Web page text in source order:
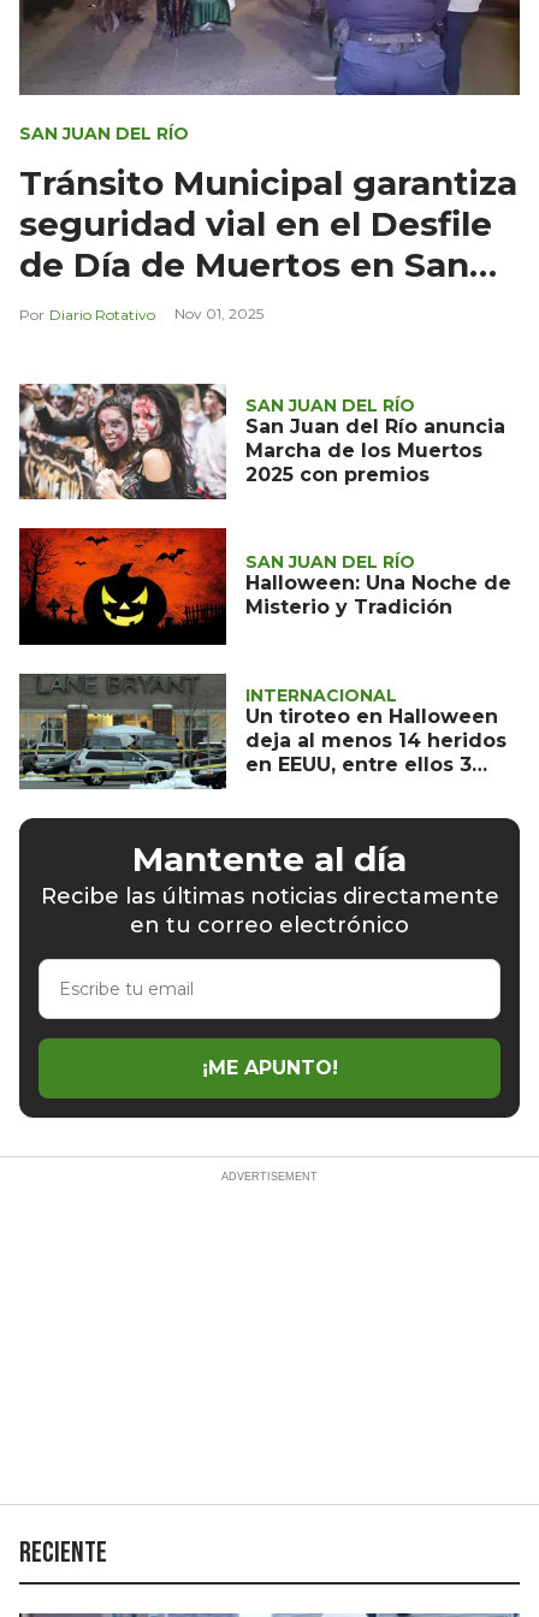
SAN JUAN DEL RÍO
Tránsito Municipal garantiza
seguridad vial en el Desfile
de Día de Muertos en San
Juan del Río
Diario Rotativo Nov 01, 2025
SAN JUAN DEL RÍO
San Juan del Río anuncia
Marcha de los Muertos
2025 con premios
SAN JUAN DEL RÍO
Halloween: Una Noche de
Misterio y Tradición
INTERNACIONAL
Un tiroteo en Halloween
deja al menos 14 heridos
en EEUU, entre ellos 3
Mantente al día
Recibe las últimas noticias directamente
en tu correo electrónico
Escribe
email
¡ME APUNTO!
Reciente